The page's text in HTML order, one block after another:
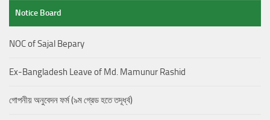
Notice Board
NOC of Sajal Bepary
Ex-Bangladesh Leave of Md. Mamunur Rashid
গোপনীয় অনুবেদন ফর্ম (৯ম গ্রেড হতে তদূর্ধ্ব)